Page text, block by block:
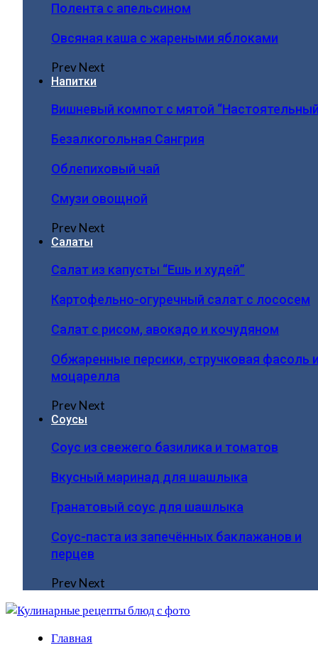
Полента с апельсином
Овсяная каша с жареными яблоками
PrevNext
Напитки
Вишневый компот с мятой
Безалкогольная Сангрия
Облепиховый чай
Смузи овощной
PrevNext
Салаты
Салат из капусты “Ешь и худей”
Картофельно-огуречный салат с лососем
Салат с рисом, авокадо и кочудяном
Обжаренные персики, стручковая фасоль
моцарелла
PrevNext
Соусы
Соус из свежего базилика и томатов
Вкусный маринад для шашлыка
Гранатовый соус для шашлыка
Соус-паста из запечённых баклажанов и
перцев
PrevNext
Главная